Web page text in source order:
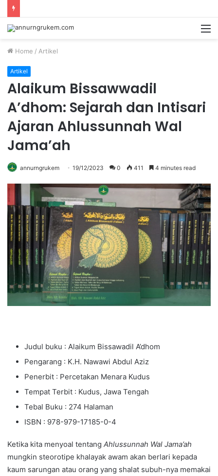
Home / Artikel
Artikel
Alaikum Bissawwadil
A’dhom: Sejarah dan Intisari
Ajaran Ahlussunnah Wal
Jama’ah
annurngrukem 19/12/2023 0 411 4 minutes read
Judul buku : Alaikum Bissawadil A’dhom
Pengarang : K.H. Nawawi Abdul Aziz
Penerbit : Percetakan Menara Kudus
Tempat Terbit : Kudus, Jawa Tengah
Tebal Buku : 274 Halaman
ISBN : 978-979-17185-0-4
Ketika kita menyoal tentang Ahlussunnah Wal Jama’ah
mungkin steorotipe khalayak awam akan berlari kepada
kaum sarungan atau orang yang shalat subuh-nya memakai